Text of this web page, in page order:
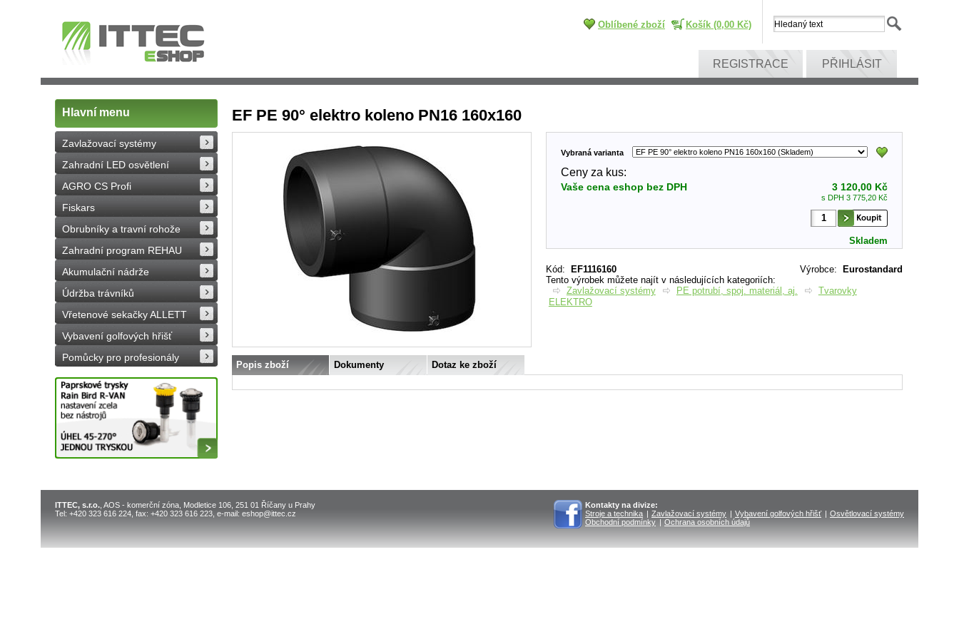
Oblíbené zboží Košík (0,00 Kč)
REGISTRACE PŘIHLÁSIT
Hlavní menu
Zavlažovací systémy
Zahradní LED osvětlení
AGRO CS Profi
Fiskars
Obrubníky a travní rohože
Zahradní program REHAU
Akumulační nádrže
Údržba trávníků
Vřetenové sekačky ALLETT
Vybavení golfových hřišť
Pomůcky pro profesionály
EF PE 90° elektro koleno PN16 160x160
Vybraná varianta
Ceny za kus:
Vaše cena eshop bez DPH 3 120,00 Kč
s DPH 3 775,20 Kč
Skladem
Kód: EF1116160 Eurostandard
Výrobce:
Tento výrobek můžete najít v následujících kategoriích:
Zavlažovací systémy
PE potrubí, spoj. materiál, aj.
Tvarovky
ELEKTRO
Popis zboží Dokumenty Dotaz ke zboží
Kontakty na divize:
Stroje a technika | Zavlažovací systémy | Vybavení golfových hřišť | Osvětlovací systémy
Obchodní podmínky | Ochrana osobních údajů
ITTEC, s.r.o. , AOS - komerční zóna, Modletice 106, 251 01 Říčany u Prahy
Tel: +420 323 616 224, fax: +420 323 616 223, e-mail: eshop@ittec.cz